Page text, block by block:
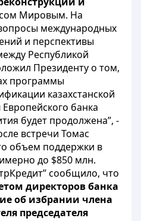
Мировым. На
международных
и перспективы
Республикой
Президенту о том,
программы
казахстанской
банка
будет продолжена”, -
встречи Томас
объем поддержки в
до $850 млн.
сообщило, что
директоров банка
об избрании члена
председателя